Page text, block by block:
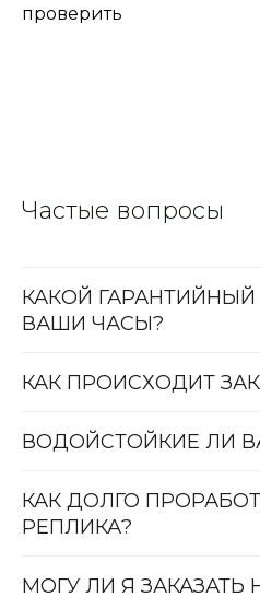
проверить
Частые вопросы
КАКОЙ
ВАШИ ЧАСЫ?
КАК ПРОИСХОДИТ
ВОДОЙСТОЙКИЕ ЛИ
КАК ДОЛГО
РЕПЛИКА?
МОГУ ЛИ Я ЗАКАЗАТЬ